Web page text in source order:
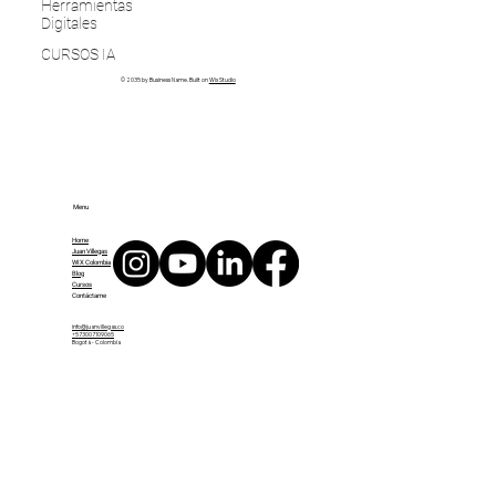
Herramientas
Digitales
CURSOS IA
© 2035 by Business Name. Built onWix Studio
Menu
Home
Juan Villegas
WIX Colombia
Blog
Cursos
Contáctame
info@juanvillegas.co
+573007109065
Bogotá - Colombia